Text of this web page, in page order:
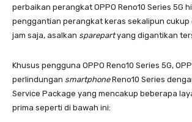
perbaikan perangkat OPPO Reno10 Series 5G
penggantian perangkat keras sekalipun cukup
jam saja, asalkan sparepartyang digantikan
Khusus pengguna OPPO Reno10 Series 5G,
perlindungan smartphoneReno10 Series
Service Package yang mencakup beberapa
prima seperti di bawah ini: